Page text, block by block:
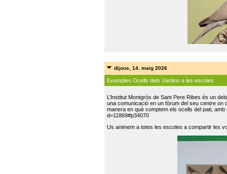
dijous, 14. maig 2026
Exemples Ocells dels Jardins a les escoles
L’Institut Montgrós de Sant Pere Ribes és un
una comunicació en un fòrum del seu centre on
manera en què comptem els ocells del pati,
d=11869#p34070
Us animem a totes les escoles a compartir les